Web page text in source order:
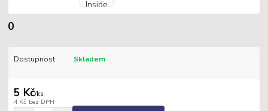
0
Dostupnost Skladem
5 Kč/ks
4 Kč bez DPH